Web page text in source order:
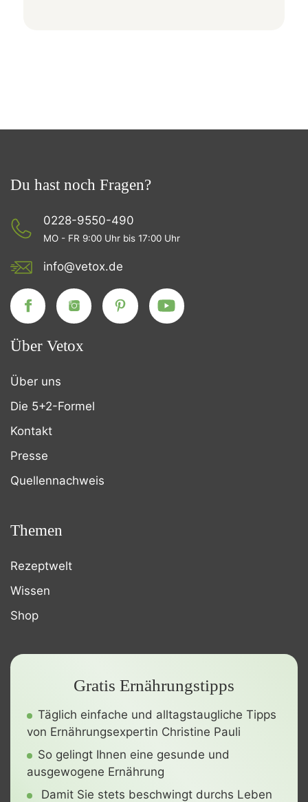
Du hast noch Fragen?
0228-9550-490
MO - FR 9:00 Uhr bis 17:00 Uhr
info@vetox.de
Über Vetox
Über uns
Die 5+2-Formel
Kontakt
Presse
Quellennachweis
Themen
Rezeptwelt
Wissen
Shop
Gratis Ernährungstipps
Täglich einfache und alltagstaugliche Tipps
von Ernährungsexpertin Christine Pauli
So gelingt Ihnen eine gesunde und
ausgewogene Ernährung
Damit Sie stets beschwingt durchs Leben